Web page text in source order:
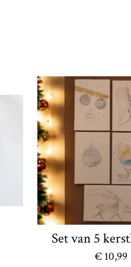
Set van 5
€ 10,99